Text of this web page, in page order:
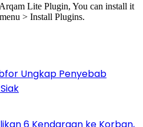
Lite Plugin, You can install it
> Install Plugins.
Ungkap Penyebab
6 Kendaraan ke Korban,